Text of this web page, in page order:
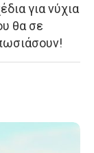
για νύχια
θα σε